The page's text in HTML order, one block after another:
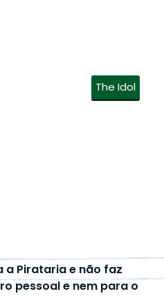
The Idol
a Pirataria e não faz
pessoal e nem para o